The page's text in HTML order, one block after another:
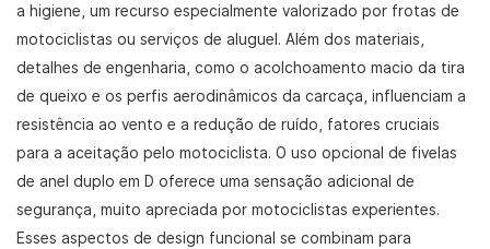
a higiene, um recurso especialmente valorizado por frotas de
motociclistas ou serviços de aluguel. Além dos materiais,
detalhes de engenharia, como o acolchoamento macio da tira
de queixo e os perfis aerodinâmicos da carcaça, influenciam a
resistência ao vento e a redução de ruído, fatores cruciais
para a aceitação pelo motociclista. O uso opcional de fivelas
de anel duplo em D oferece uma sensação adicional de
segurança, muito apreciada por motociclistas experientes.
Esses aspectos de design funcional se combinam para